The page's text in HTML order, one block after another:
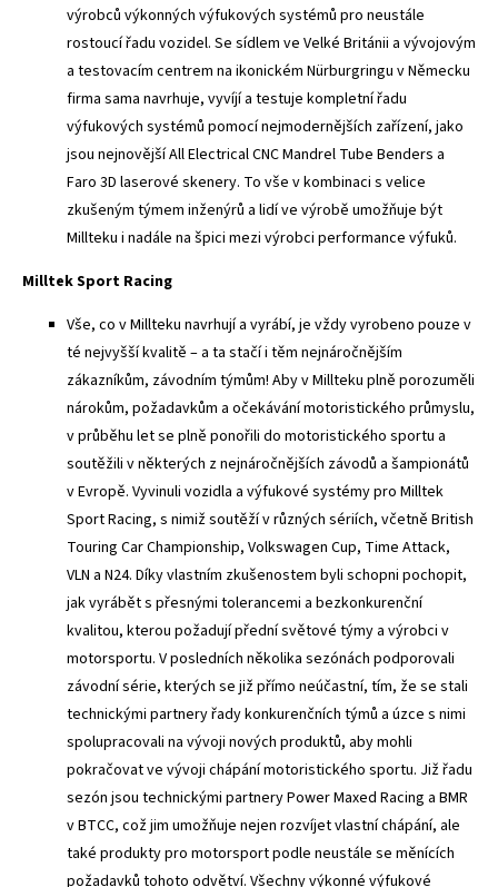
výrobců výkonných výfukových systémů pro neustále
rostoucí řadu vozidel. Se sídlem ve Velké Británii a vývojovým
a testovacím centrem na ikonickém Nürburgringu v Německu
firma sama navrhuje, vyvíjí a testuje kompletní řadu
výfukových systémů pomocí nejmodernějších zařízení, jako
jsou nejnovější All Electrical CNC Mandrel Tube Benders a
Faro 3D laserové skenery. To vše v kombinaci s velice
zkušeným týmem inženýrů a lidí ve výrobě umožňuje být
Millteku i nadále na špici mezi výrobci performance výfuků.
Milltek Sport Racing
Vše, co v Millteku navrhují a vyrábí, je vždy vyrobeno pouze v
té nejvyšší kvalitě – a ta stačí i těm nejnáročnějším
zákazníkům, závodním týmům! Aby v Millteku plně porozuměli
nárokům, požadavkům a očekávání motoristického průmyslu,
v průběhu let se plně ponořili do motoristického sportu a
soutěžili v některých z nejnáročnějších závodů a šampionátů
v Evropě. Vyvinuli vozidla a výfukové systémy pro Milltek
Sport Racing, s nimiž soutěží v různých sériích, včetně British
Touring Car Championship, Volkswagen Cup, Time Attack,
VLN a N24. Díky vlastním zkušenostem byli schopni pochopit,
jak vyrábět s přesnými tolerancemi a bezkonkurenční
kvalitou, kterou požadují přední světové týmy a výrobci v
motorsportu. V posledních několika sezónách podporovali
závodní série, kterých se již přímo neúčastní, tím, že se stali
technickými partnery řady konkurenčních týmů a úzce s nimi
spolupracovali na vývoji nových produktů, aby mohli
pokračovat ve vývoji chápání motoristického sportu. Již řadu
sezón jsou technickými partnery Power Maxed Racing a BMR
v BTCC, což jim umožňuje nejen rozvíjet vlastní chápání, ale
také produkty pro motorsport podle neustále se měnících
požadavků tohoto odvětví. Všechny výkonné výfukové